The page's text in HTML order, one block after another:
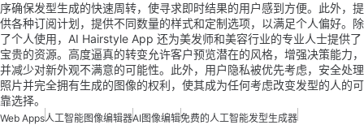
序确保发型生成的快速周转，使寻求即时结果的用户感到方便。此外，提
供各种订阅计划，提供不同数量的样式和定制选项，以满足个人偏好。除
了个人使用，AI Hairstyle App 还为美发师和美容行业的专业人士提供了
宝贵的资源。高度逼真的转变允许客户预览潜在的风格，增强决策能力，
并减少对新外观不满意的可能性。此外，用户隐私被优先考虑，安全处理
照片并完全拥有生成的图像的权利，使其成为任何考虑改变发型的人的可
靠选择。
Web Apps人工智能图像编辑器AI图像编辑免费的人工智能发型生成器